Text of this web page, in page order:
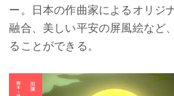
ー。日本の作曲家によるオリジ
融合、美しい平安の屏風絵など
ることができる。